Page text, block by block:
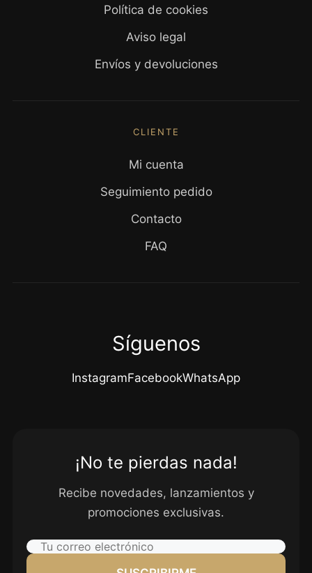
Política de cookies
Aviso legal
Envíos y devoluciones
CLIENTE
Mi cuenta
Seguimiento pedido
Contacto
FAQ
Síguenos
InstagramFacebookWhatsApp
¡No te pierdas nada!
Recibe novedades, lanzamientos y
promociones exclusivas.